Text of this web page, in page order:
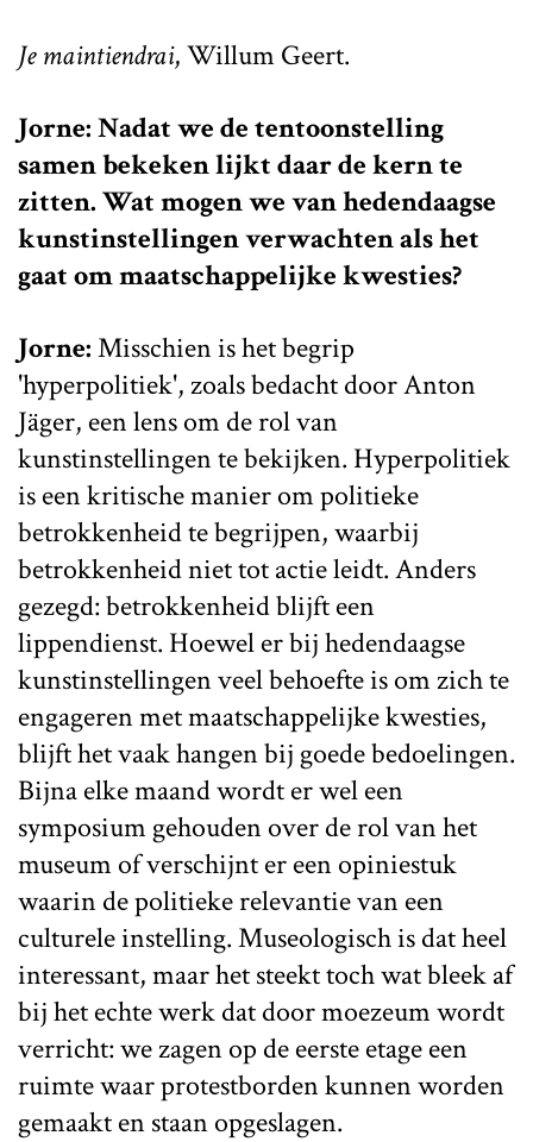
Je maintiendrai, Willum Geert.
Jorne: Nadat we de tentoonstelling
samen bekeken lijkt daar de kern te
zitten. Wat mogen we van hedendaagse
kunstinstellingen verwachten als het
gaat om maatschappelijke kwesties?
Jorne:Misschien is het begrip
'hyperpolitiek', zoals bedacht door Anton
Jäger, een lens om de rol van
kunstinstellingen te bekijken. Hyperpolitiek
is een kritische manier om politieke
betrokkenheid te begrijpen, waarbij
betrokkenheid niet tot actie leidt. Anders
gezegd: betrokkenheid blijft een
lippendienst. Hoewel er bij hedendaagse
kunstinstellingen veel behoefte is om zich te
engageren met maatschappelijke kwesties,
blijft het vaak hangen bij goede bedoelingen.
Bijna elke maand wordt er wel een
symposium gehouden over de rol van het
museum of verschijnt er een opiniestuk
waarin de politieke relevantie van een
culturele instelling. Museologisch is dat heel
interessant, maar het steekt toch wat bleek af
bij het echte werk dat door moezeum wordt
verricht: we zagen op de eerste etage een
ruimte waar protestborden kunnen worden
gemaakt en staan opgeslagen.